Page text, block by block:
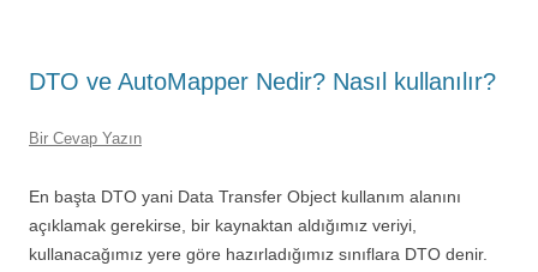
DTO ve AutoMapper Nedir? Nasıl kullanılır?
Bir Cevap Yazın
En başta DTO yani Data Transfer Object kullanım alanını
açıklamak gerekirse, bir kaynaktan aldığımız veriyi,
kullanacağımız yere göre hazırladığımız sınıflara DTO denir.